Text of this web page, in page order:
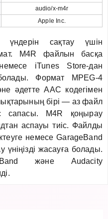
audio/x-m4r
Apple Inc.
үндерін сақтау үшін
M4R файлын басқа
iTunes Store-дан
Формат MPEG-4
әдетте AAC кодегімен
бірі — аз файл
сапасы. M4R қоңырау
аспауы тиіс. Файлды
немесе GarageBand
жасауға болады.
және Audacity